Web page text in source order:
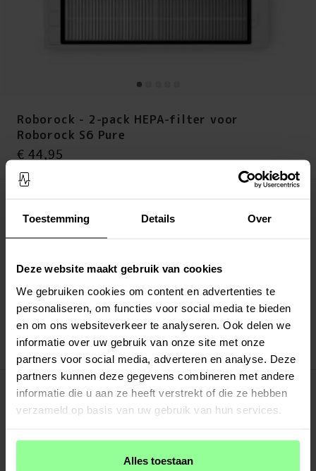
Toestemming Details Over
Deze website maakt gebruik van cookies
We gebruiken cookies om content en advertenties te
personaliseren, om functies voor social media te bieden
en om ons websiteverkeer te analyseren. Ook delen we
informatie over uw gebruik van onze site met onze
partners voor social media, adverteren en analyse. Deze
partners kunnen deze gegevens combineren met andere
informatie die u aan ze heeft verstrekt of die ze hebben
verzameld op basis van uw gebruik van hun services.
Alles toestaan
Roborock - 2-pack HEPA-filter voor
Roborock S6 Pure
Prijs :€ 44,95
€ 44,95
Altijd gratis verzending
Verstuurd vanuit ons magazijn in Zweden
Veilig betalen met Klarna of Paypal
30 dagen retourrecht
Art number Roborock
PRODUCTBESCHRIJVING
Origineel filter voor Roborock S6 Pure van Roborock. Dit HEPA-filter verwijdert
effectief stof en allergenen, wat bijdraagt aan een gezondere binnenlucht. De